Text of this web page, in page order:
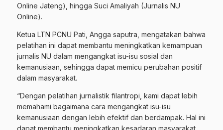
Online Jateng), hingga Suci Amaliyah (Jurnalis NU
Online).
Ketua LTN PCNU Pati, Angga saputra, mengatakan bahwa
pelatihan ini dapat membantu meningkatkan kemampuan
jurnalis NU dalam mengangkat isu-isu sosial dan
kemanusiaan, sehingga dapat memicu perubahan positif
dalam masyarakat.
“Dengan pelatihan jurnalistik filantropi, kami dapat lebih
memahami bagaimana cara mengangkat isu-isu
kemanusiaan dengan lebih efektif dan berdampak. Hal ini
dapat membantu meningkatkan kesadaran masyarakat